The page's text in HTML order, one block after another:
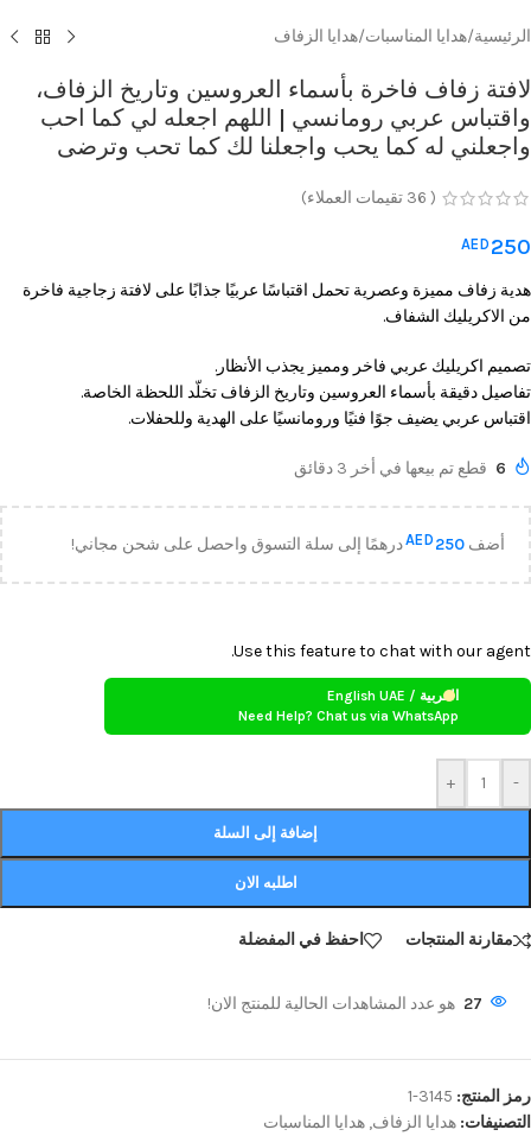
الرئيسية/هدايا المناسبات/هدايا الزفاف
لافتة زفاف فاخرة بأسماء العروسين وتاريخ الزفاف،
واقتباس عربي رومانسي | اللهم اجعله لي كما احب
واجعلني له كما يحب واجعلنا لك كما تحب وترضى
(
36 تقيمات العملاء)
AED 250
هدية زفاف مميزة وعصرية تحمل اقتباسًا عربيًا جذابًا على لافتة زجاجية فاخرة
من الاكريليك الشفاف.
تصميم اكريليك عربي فاخر ومميز يجذب الأنظار.
تفاصيل دقيقة بأسماء العروسين وتاريخ الزفاف تخلّد اللحظة الخاصة.
اقتباس عربي يضيف جوًا فنيًا ورومانسيًا على الهدية وللحفلات.
6 قطع تم بيعها في أخر 3 دقائق
أضف AED 250 درهمًا إلى سلة التسوق واحصل على شحن مجاني!
-
+
Use this feature to chat with our agent.
العربية / English UAE
Need Help? Chat us via WhatsApp
إضافة إلى السلة
اطلبه الان
مقارنة المنتجات احفظ في المفضلة
27 هو عدد المشاهدات الحالية للمنتج الان!
رمز المنتج: 3145-1
التصنيفات: هدايا الزفاف, هدايا المناسبات